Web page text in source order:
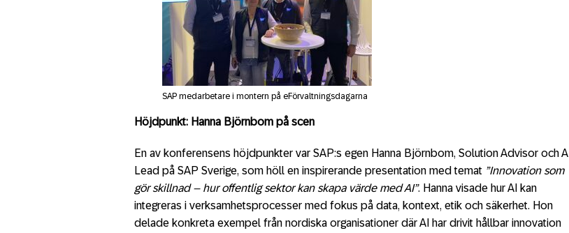
SAP medarbetare i montern på eFörvaltningsdagarna
Höjdpunkt: Hanna Björnbom på scen
En av konferensens höjdpunkter var SAP:s egen Hanna Björnbom, Solution Advisor och AI
Lead på SAP Sverige, som höll en inspirerande presentation med temat ”Innovation som
gör skillnad – hur offentlig sektor kan skapa värde med AI”. Hanna visade hur AI kan
integreras i verksamhetsprocesser med fokus på data, kontext, etik och säkerhet. Hon
delade konkreta exempel från nordiska organisationer där AI har drivit hållbar innovation